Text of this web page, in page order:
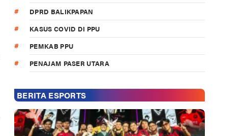
DPRD BALIKPAPAN
KASUS COVID DI PPU
PEMKAB PPU
PENAJAM PASER UTARA
BERITA ESPORTS